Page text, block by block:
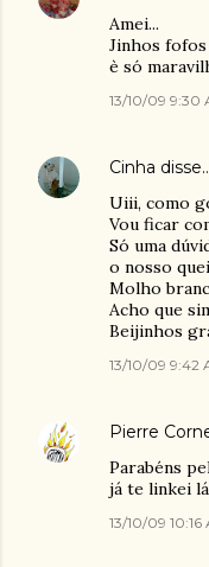
Amei...
Jinhos fofos
è só
13/10/09 9:30
Cinha
Uiii, como
Vou ficar
Só uma
o nosso
Molho
Acho que
Beijinhos
13/10/09 9:42
Pierre
Parabéns
já te linkei
13/10/09 10:16